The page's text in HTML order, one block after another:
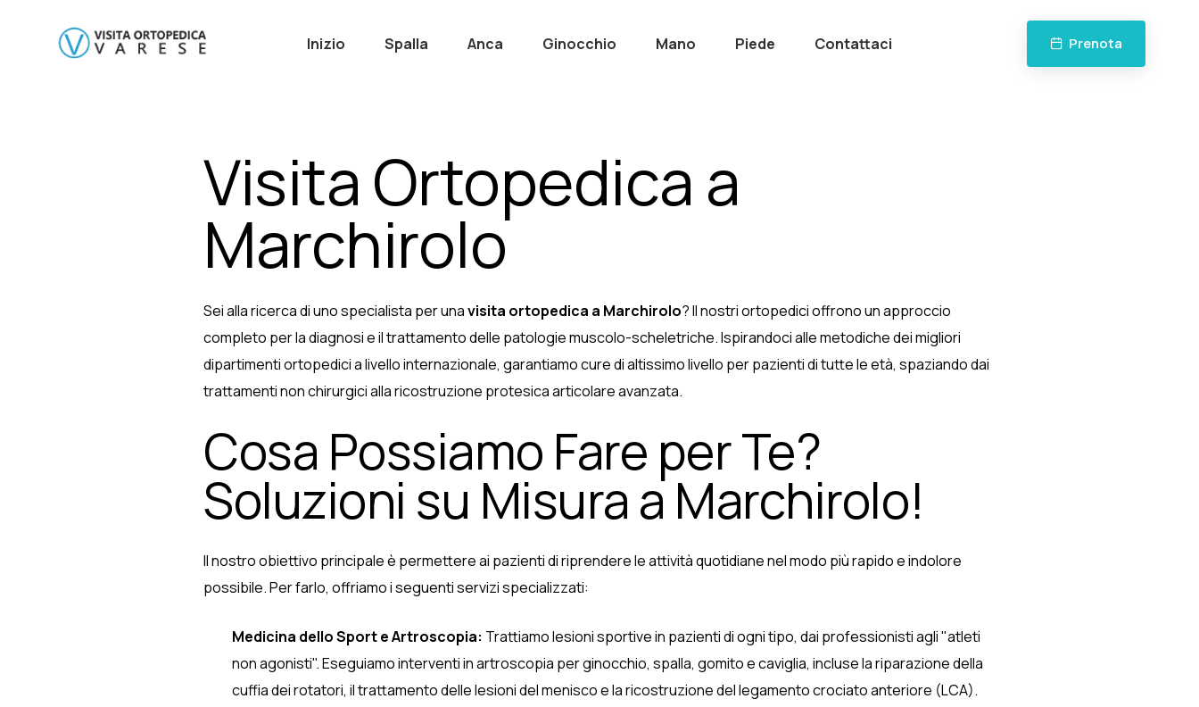
Inizio Spalla Anca Ginocchio Mano Piede Contattaci Prenota
Visita Ortopedica a
Marchirolo
Sei alla ricerca di uno specialista per unavisita ortopedica a Marchirolo? Il nostri ortopedici offrono un approccio
completo per la diagnosi e il trattamento delle patologie muscolo-scheletriche. Ispirandoci alle metodiche dei migliori
dipartimenti ortopedici a livello internazionale, garantiamo cure di altissimo livello per pazienti di tutte le età, spaziando dai
trattamenti non chirurgici alla ricostruzione protesica articolare avanzata.
Cosa Possiamo Fare per Te?
Soluzioni su Misura a Marchirolo!
Il nostro obiettivo principale è permettere ai pazienti di riprendere le attività quotidiane nel modo più rapido e indolore
possibile. Per farlo, offriamo i seguenti servizi specializzati:
Medicina dello Sport e Artroscopia: Trattiamo lesioni sportive in pazienti di ogni tipo, dai professionisti agli "atleti
non agonisti". Eseguiamo interventi in artroscopia per ginocchio, spalla, gomito e caviglia, incluse la riparazione della
cuffia dei rotatori, il trattamento delle lesioni del menisco e la ricostruzione del legamento crociato anteriore (LCA).